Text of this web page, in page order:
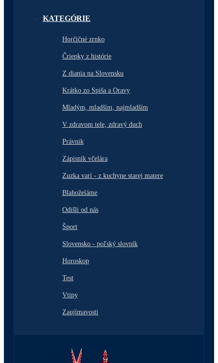
KATEGÓRIE
Horčičné zrnko
Čriepky z histórie
Z diania na Slovensku
Krátko zo Spiša a Oravy
Mladým, mladším, najmladším
V zdravom tele, zdravý duch
Právnik
Zápisník včelára
Zuzka varí - z kuchyne starej matere
Blahoželáme
Odišli od nás
Šport
Slovensko - poľský slovník
Horoskop
Test
Vtipy
Zaujímavosti